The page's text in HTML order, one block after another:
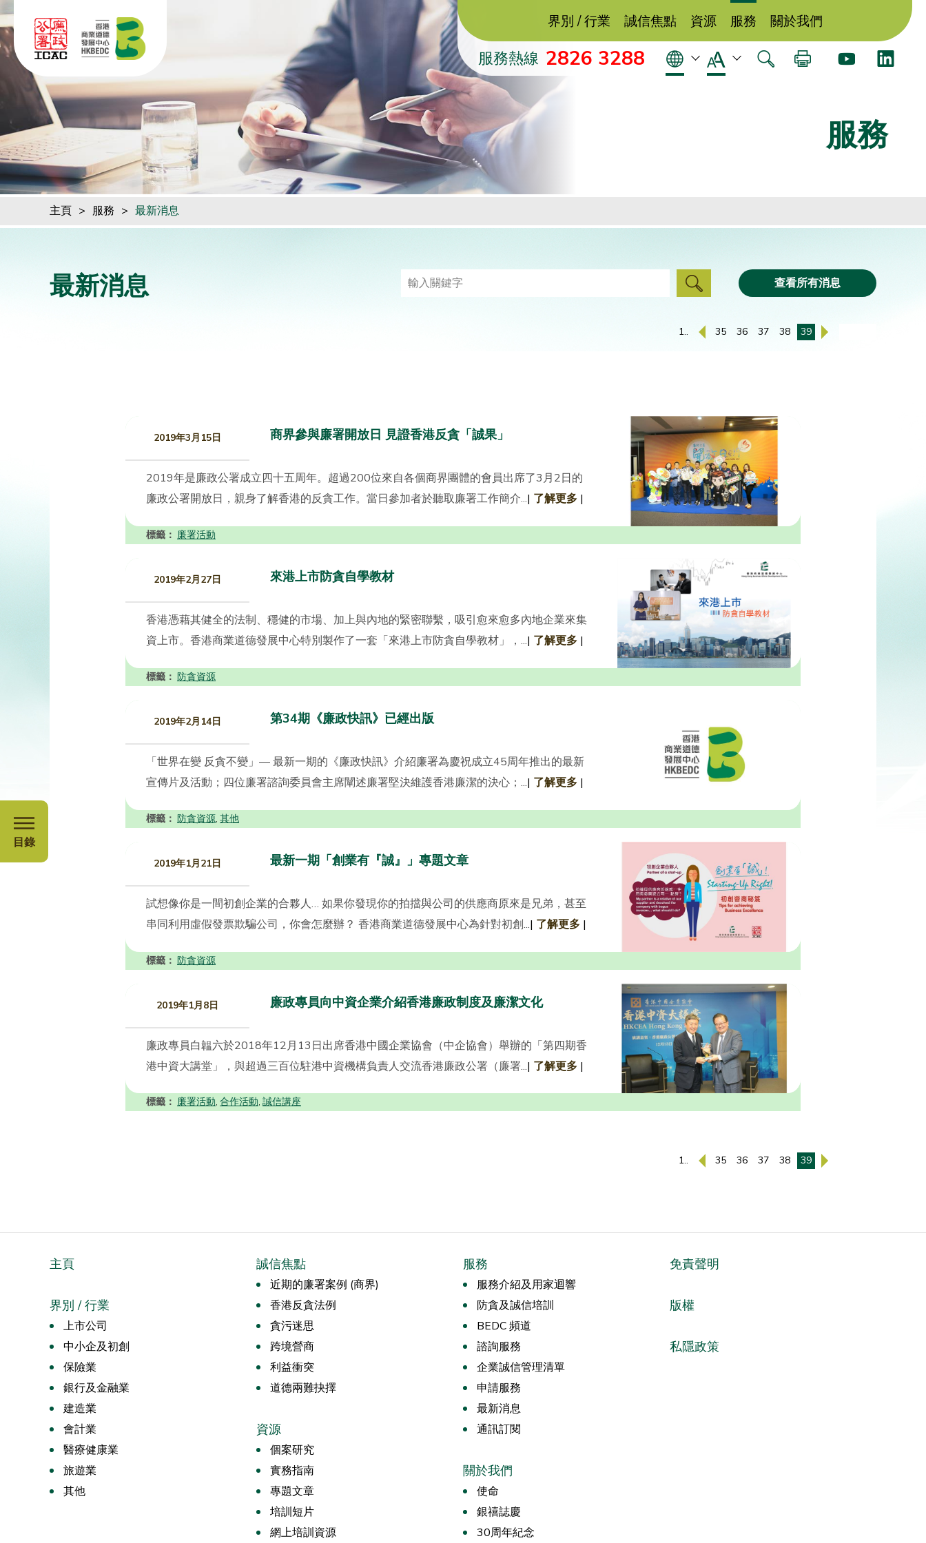
跳到內容（按回車鍵）
界別 / 行業 誠信焦點 資源 服務 關於我們
2826 3288
服務熱線
服務
主頁 > 服務 > 最新消息
目錄
最新消息 查看所有消息
1.. 35 36 37 38 39
2019年3月15日 商界參與廉署開放日 見證香港反貪「誠果」
2019年是廉政公署成立四十五周年。超過200位來自各個商界團體的會員出席了3月2日的
廉政公署開放日，親身了解香港的反貪工作。當日參加者於聽取廉署工作簡介...| 了解更多 |
標籤： 廉署活動
2019年2月27日 來港上市防貪自學教材
香港憑藉其健全的法制、穩健的市場、加上與內地的緊密聯繫，吸引愈來愈多內地企業來集
資上市。香港商業道德發展中心特別製作了一套「來港上市防貪自學教材」，...| 了解更多 |
標籤： 防貪資源
2019年2月14日 第34期《廉政快訊》已經出版
「世界在變 反貪不變」— 最新一期的《廉政快訊》介紹廉署為慶祝成立45周年推出的最新
宣傳片及活動；四位廉署諮詢委員會主席闡述廉署堅決維護香港廉潔的決心；...| 了解更多 |
標籤： 防貪資源, 其他
2019年1月21日 最新一期「創業有『誠』」專題文章
試想像你是一間初創企業的合夥人… 如果你發現你的拍擋與公司的供應商原來是兄弟，甚至
串同利用虛假發票欺騙公司，你會怎麼辦？ 香港商業道德發展中心為針對初創...| 了解更多 |
標籤： 防貪資源
2019年1月8日 廉政專員向中資企業介紹香港廉政制度及廉潔文化
廉政專員白韞六於2018年12月13日出席香港中國企業協會（中企協會）舉辦的「第四期香
港中資大講堂」，與超過三百位駐港中資機構負責人交流香港廉政公署（廉署...| 了解更多 |
標籤： 廉署活動, 合作活動, 誠信講座
1.. 35 36 37 38 39
主頁
界別 / 行業
上市公司
中小企及初創
保險業
銀行及金融業
建造業
會計業
醫療健康業
旅遊業
其他
誠信焦點
近期的廉署案例 (商界)
香港反貪法例
貪污迷思
跨境營商
利益衝突
道德兩難抉擇
資源
個案研究
實務指南
專題文章
培訓短片
網上培訓資源
服務
服務介紹及用家迴響
防貪及誠信培訓
BEDC 頻道
諮詢服務
企業誠信管理清單
申請服務
最新消息
通訊訂閱
關於我們
使命
銀禧誌慶
30周年紀念
免責聲明
版權
私隱政策